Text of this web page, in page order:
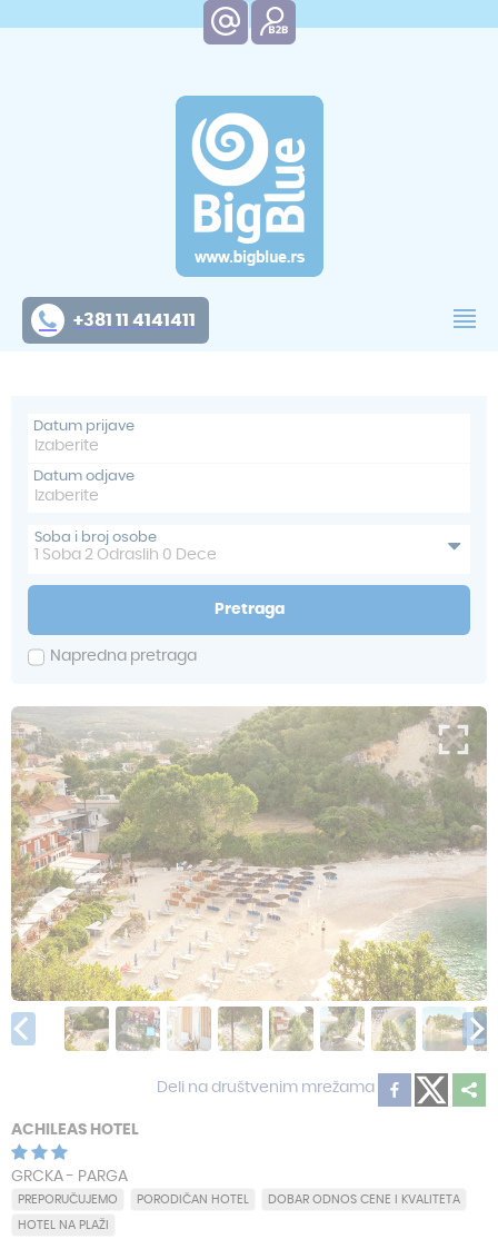
+381 11 4141411
Datum prijave
Datum odjave
Soba i broj osobe
Soba 2 Odraslih 0 Dece
Pretraga
Napredna pretraga
Deli na društvenim mrežama
ACHILEAS HOTEL
GRCKA - PARGA
PREPORUČUJEMO PORODIČAN HOTEL DOBAR ODNOS CENE I KVALITETA
HOTEL NA PLAŽI